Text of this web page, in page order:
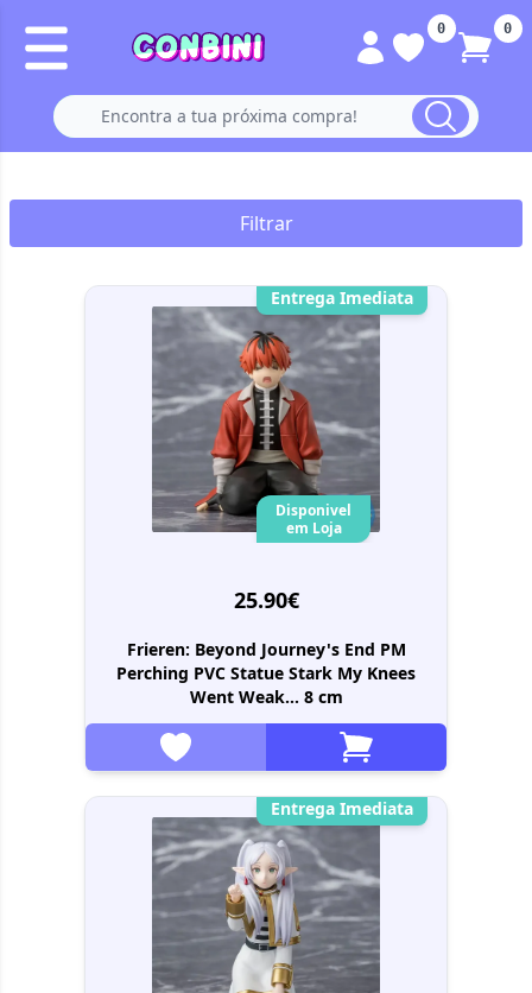
0 0
Filtrar
Entrega Imediata
Disponivel
em Loja
25.90€
Frieren: Beyond Journey's End PM
Perching PVC Statue Stark My Knees
Went Weak... 8 cm
Entrega Imediata